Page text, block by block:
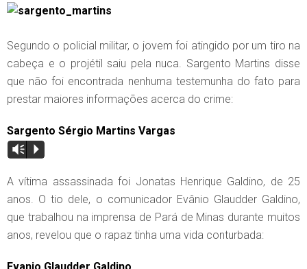
Segundo o policial militar, o jovem foi atingido por um tiro na
cabeça e o projétil saiu pela nuca. Sargento Martins disse
que não foi encontrada nenhuma testemunha do fato para
prestar maiores informações acerca do crime:
Sargento Sérgio Martins Vargas
Vm P
A vítima assassinada foi Jonatas Henrique Galdino, de 25
anos. O tio dele, o comunicador Evânio Glaudder Galdino,
que trabalhou na imprensa de Pará de Minas durante muitos
anos, revelou que o rapaz tinha uma vida conturbada: